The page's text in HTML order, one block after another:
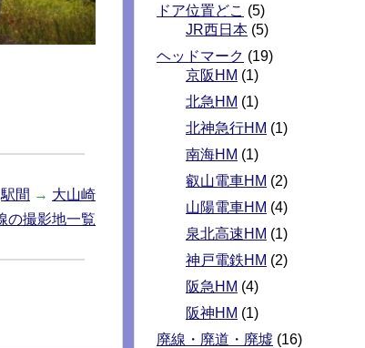
駅間 → 大山崎
の撮影地一覧
ドア位置どこ (5)
JR西日本 (5)
ヘッドマーク (19)
京阪HM (1)
北急HM (1)
北神急行HM (1)
南海HM (1)
叡山電車HM (2)
山陽電車HM (4)
泉北高速HM (1)
神戸電鉄HM (2)
阪急HM (4)
阪神HM (1)
廃線・廃道・廃墟 (16)